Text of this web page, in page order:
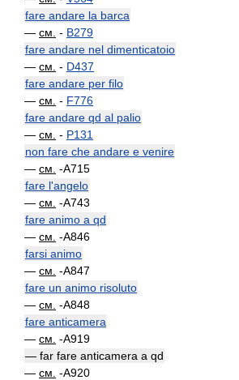
fare andare la barca
— см. - B279
fare andare nel dimenticatoio
— см. - D437
fare andare per filo
— см. - F776
fare andare qd al palio
— см. - P131
non fare che andare e venire
— см. -A715
fare l'angelo
— см. -A743
fare animo a qd
— см. -A846
farsi animo
— см. -A847
fare un animo risoluto
— см. -A848
fare anticamera
— см. -A919
— far fare anticamera a qd
— см. -A920